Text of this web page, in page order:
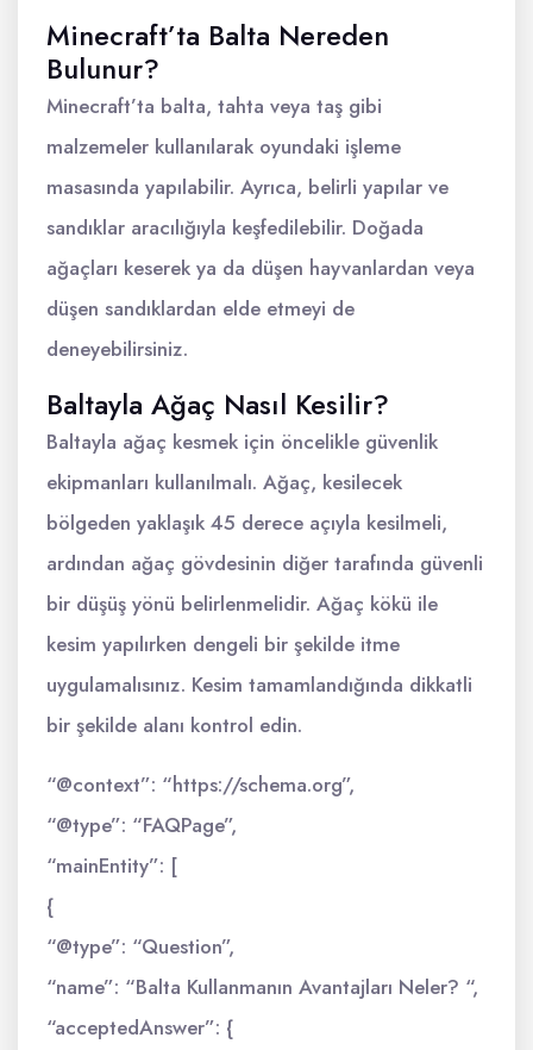
Minecraft’ta Balta Nereden
Bulunur?
Minecraft’ta balta, tahta veya taş gibi
malzemeler kullanılarak oyundaki işleme
masasında yapılabilir. Ayrıca, belirli yapılar ve
sandıklar aracılığıyla keşfedilebilir. Doğada
ağaçları keserek ya da düşen hayvanlardan veya
düşen sandıklardan elde etmeyi de
deneyebilirsiniz.
Baltayla Ağaç Nasıl Kesilir?
Baltayla ağaç kesmek için öncelikle güvenlik
ekipmanları kullanılmalı. Ağaç, kesilecek
bölgeden yaklaşık 45 derece açıyla kesilmeli,
ardından ağaç gövdesinin diğer tarafında güvenli
bir düşüş yönü belirlenmelidir. Ağaç kökü ile
kesim yapılırken dengeli bir şekilde itme
uygulamalısınız. Kesim tamamlandığında dikkatli
bir şekilde alanı kontrol edin.
“@context”: “https://schema.org”,
“@type”: “FAQPage”,
“mainEntity”: [
{
“@type”: “Question”,
“name”: “Balta Kullanmanın Avantajları Neler? “,
“acceptedAnswer”: {